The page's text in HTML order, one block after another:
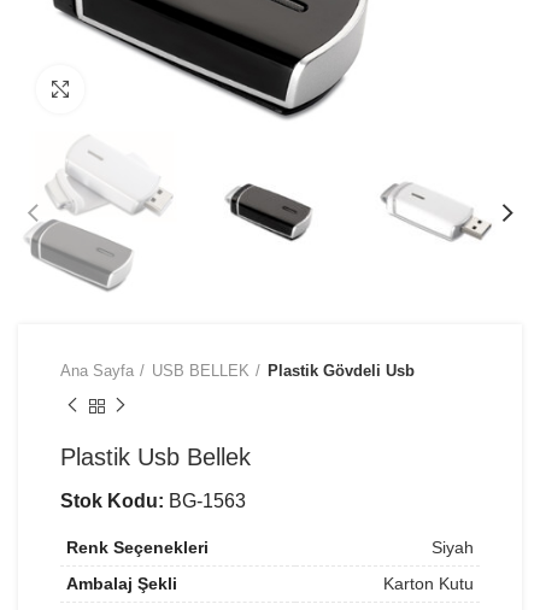
Büyütmek için tıklayın
Ana Sayfa USB BELLEK Plastik Gövdeli Usb
Plastik Usb Bellek
Stok Kodu: BG-1563
Renk Seçenekleri
Siyah
Ambalaj Şekli
Karton Kutu